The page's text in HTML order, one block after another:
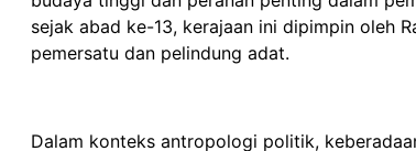
sejak abad ke-13, kerajaan ini dipimpin oleh
pemersatu dan pelindung adat.
Dalam konteks antropologi politik,